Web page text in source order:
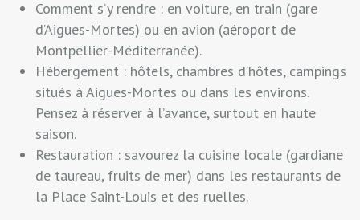
Comment s’y rendre : en voiture, en train (gare
d’Aigues-Mortes) ou en avion (aéroport de
Montpellier-Méditerranée).
Hébergement : hôtels, chambres d’hôtes, campings
situés à Aigues-Mortes ou dans les environs.
Pensez à réserver à l’avance, surtout en haute
saison.
Restauration : savourez la cuisine locale (gardiane
de taureau, fruits de mer) dans les restaurants de
la Place Saint-Louis et des ruelles.